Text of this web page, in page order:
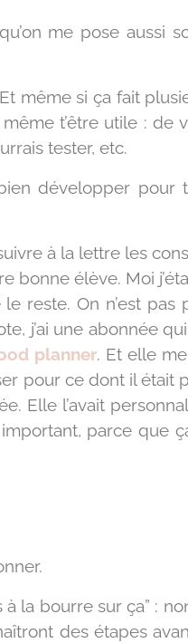
me pose aussi
même si ça fait
t’être utile : de
tester, etc.
développer pour
à la lettre les
bonne élève. Moi
reste. On n’est pas
j’ai une abonnée
planner. Et elle
pour ce dont il était
Elle l’avait
parce que
la bourre sur ça” :
des étapes